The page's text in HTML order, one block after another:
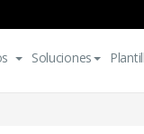
Soluciones